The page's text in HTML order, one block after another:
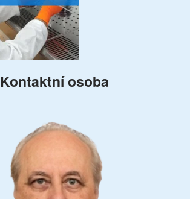
Kontaktní osoba